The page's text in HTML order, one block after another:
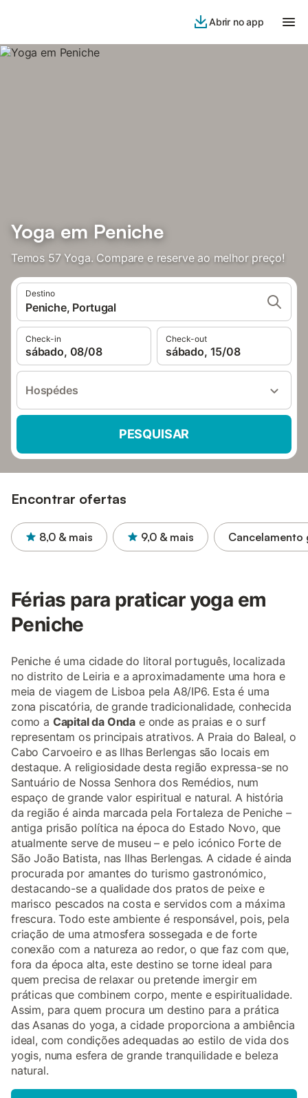
Abrir no app
Yoga em Peniche
Temos 57 Yoga. Compare e reserve ao melhor preço!
Destino
Peniche, Portugal
Check-in
sábado, 08/08
Check-out
sábado, 15/08
Hospédes
PESQUISAR
Encontrar ofertas
8,0 & mais 9,0 & mais Cancelamento
Férias para praticar yoga em
Peniche
Peniche é uma cidade do litoral português, localizada
no distrito de Leiria e a aproximadamente uma hora e
meia de viagem de Lisboa pela A8/IP6. Esta é uma
zona piscatória, de grande tradicionalidade, conhecida
como a Capital da Onda e onde as praias e o surf
representam os principais atrativos. A Praia do Baleal, o
Cabo Carvoeiro e as Ilhas Berlengas são locais em
destaque. A religiosidade desta região expressa-se no
Santuário de Nossa Senhora dos Remédios, num
espaço de grande valor espiritual e natural. A história
da região é ainda marcada pela Fortaleza de Peniche –
antiga prisão política na época do Estado Novo, que
atualmente serve de museu – e pelo icónico Forte de
São João Batista, nas Ilhas Berlengas. A cidade é ainda
procurada por amantes do turismo gastronómico,
destacando-se a qualidade dos pratos de peixe e
marisco pescados na costa e servidos com a máxima
frescura. Todo este ambiente é responsável, pois, pela
criação de uma atmosfera sossegada e de forte
conexão com a natureza ao redor, o que faz com que,
fora da época alta, este destino se torne ideal para
quem precisa de relaxar ou pretende imergir em
práticas que combinem corpo, mente e espiritualidade.
Assim, para quem procura um destino para a prática
das Asanas do yoga, a cidade proporciona a ambiência
ideal, com condições adequadas ao estilo de vida dos
yogis, numa esfera de grande tranquilidade e beleza
natural.